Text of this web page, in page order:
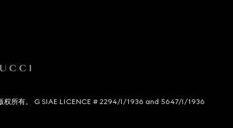
所有。 G SIAE LICENCE # 2294/I/1936 and 5647/I/1936